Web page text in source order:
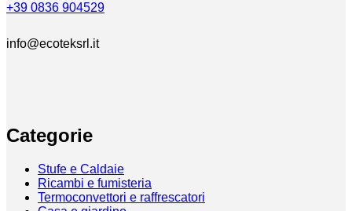
+39 0836 904529
info@ecoteksrl.it
Categorie
Stufe e Caldaie
Ricambi e fumisteria
Termoconvettori e raffrescatori